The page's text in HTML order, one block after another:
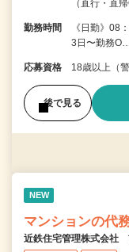
（直行・直帰
勤務時間
《日勤》
3日〜勤務O…
応募資格 18歳以上（
後で見る
NEW
マンションの代
近鉄住宅管理株式会社